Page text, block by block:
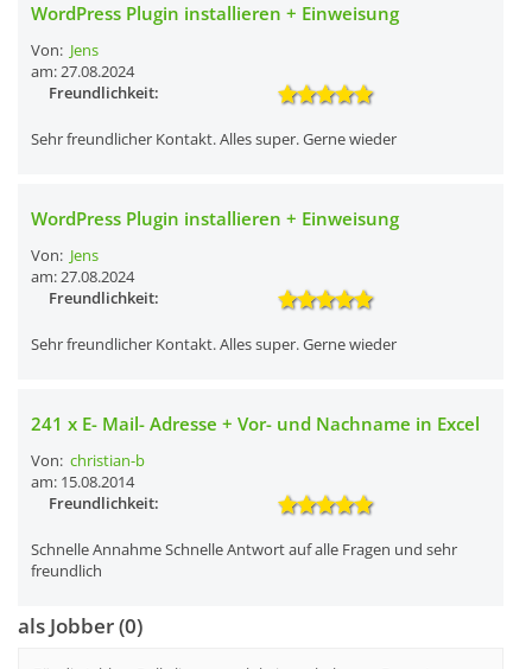
WordPress Plugin installieren + Einweisung
Von: Jens
am: 27.08.2024
Freundlichkeit:
Sehr freundlicher Kontakt. Alles super. Gerne wieder
WordPress Plugin installieren + Einweisung
Von: Jens
am: 27.08.2024
Freundlichkeit:
Sehr freundlicher Kontakt. Alles super. Gerne wieder
241 x E- Mail- Adresse + Vor- und Nachname in Excel
Von: christian-b
am: 15.08.2014
Freundlichkeit:
Schnelle Annahme Schnelle Antwort auf alle Fragen und sehr
freundlich
als Jobber (0)